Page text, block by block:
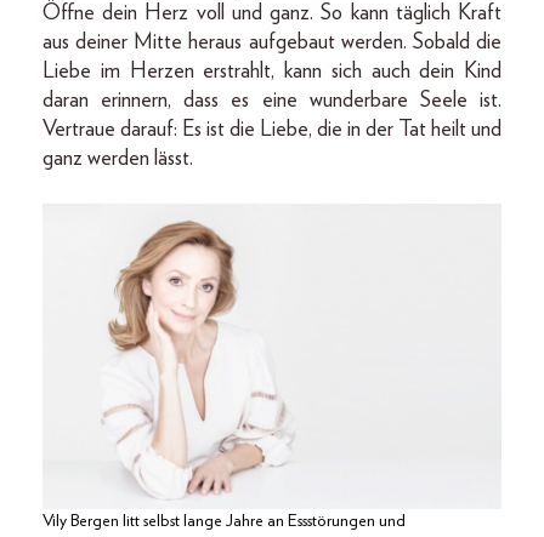
Öffne dein Herz voll und ganz. So kann täglich Kraft
aus deiner Mitte heraus aufgebaut werden. Sobald die
Liebe im Herzen erstrahlt, kann sich auch dein Kind
daran erinnern, dass es eine wunderbare Seele ist.
Vertraue darauf: Es ist die Liebe, die in der Tat heilt und
ganz werden lässt.
Vily Bergen litt selbst lange Jahre an Essstörungen und